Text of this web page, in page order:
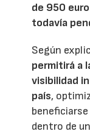
de 950
todavía
Según
permitirá a
visibilidad
país,
dentro de